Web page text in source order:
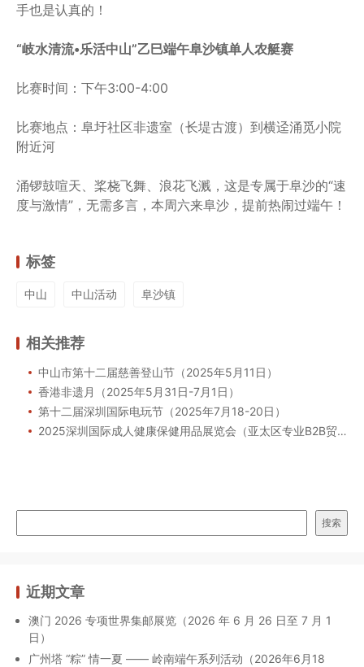
手也是认真的！
“岐水清流•乐活中山”乙巳端午阜沙镇单人农艇赛
比赛时间：下午3:00-4:00
比赛地点：阜圩社区非遗室（长堤古渡）到横迳涌觅小院
附近河
涌锣鼓喧天、桨桡飞舞、浪花飞溅，这是专属于阜沙的“速
度与激情”，无需多言，本周六来阜沙，提前热闹过端午！
标签
中山 中山活动 阜沙镇
相关推荐
中山市第十二届慈善登山节（2025年5月11日）
香港非遗月（2025年5月31日-7月1日）
第十二届深圳国际电玩节（2025年7月18-20日）
2025深圳国际成人健康保健用品展览会（亚太区专业B2B贸易展）（2025年09月17-19日）
搜索
近期文章
澳门 2026 专项世界集邮展览（2026 年 6 月 26 日至 7 月 1
日）
广州塔 “粽” 情一夏 —— 岭南端午系列活动（2026年6月18